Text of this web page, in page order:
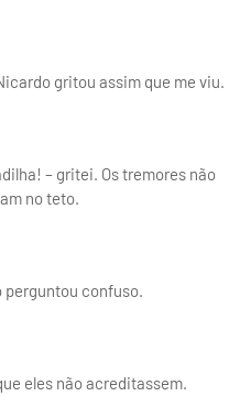
gritou assim que me viu.
– gritei. Os tremores não
no teto.
perguntou confuso.
eles não acreditassem.